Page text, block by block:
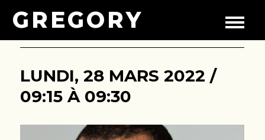
GREGORY
LUNDI, 28 MARS 2022 /
09:15 À 09:30